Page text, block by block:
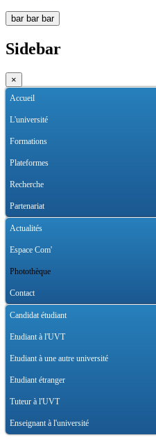
bar bar bar
Sidebar
×
Accueil
L'université
Formations
Plateformes
Recherche
Partenariat
Actualités
Espace Com'
Photothèque
Contact
Candidat étudiant
Etudiant à l'UVT
Etudiant à une autre université
Etudiant étranger
Tuteur à l'UVT
Enseignant à l'université